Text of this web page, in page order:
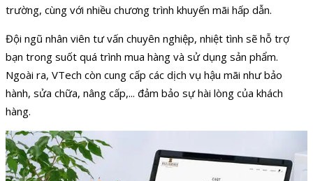
trường, cùng với nhiều chương trình khuyến mãi hấp dẫn.
Đội ngũ nhân viên tư vấn chuyên nghiệp, nhiệt tình sẽ hỗ trợ
bạn trong suốt quá trình mua hàng và sử dụng sản phẩm.
Ngoài ra, VTech còn cung cấp các dịch vụ hậu mãi như bảo
hành, sửa chữa, nâng cấp,... đảm bảo sự hài lòng của khách
hàng.